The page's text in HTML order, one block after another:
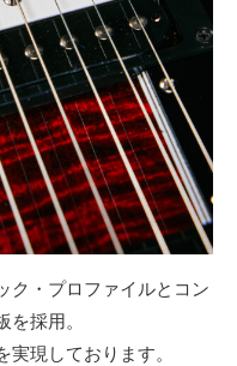
ク・プロファイルとコン
採用。
現しております。